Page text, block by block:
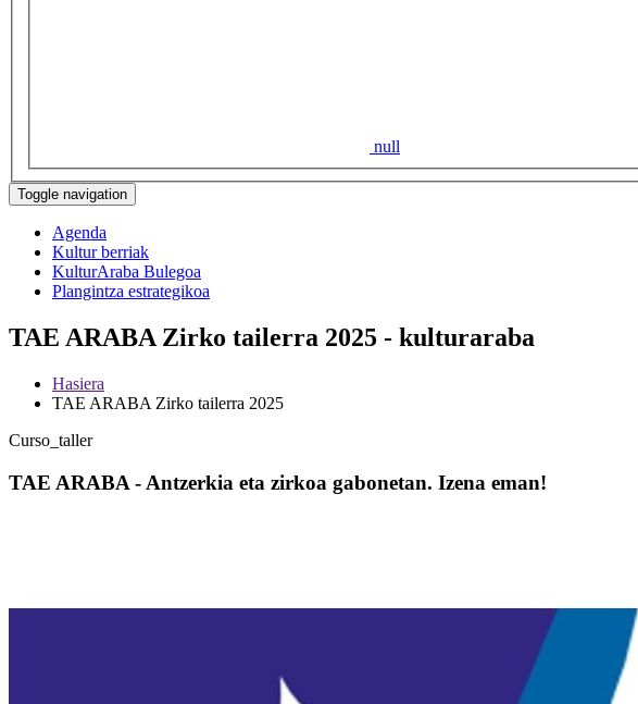
null
Toggle navigation
Agenda
Kultur berriak
KulturAraba Bulegoa
Plangintza estrategikoa
TAE ARABA Zirko tailerra 2025 - kulturaraba
Hasiera
TAE ARABA Zirko tailerra 2025
Curso_taller
TAE ARABA - Antzerkia eta zirkoa gabonetan. Izena eman!